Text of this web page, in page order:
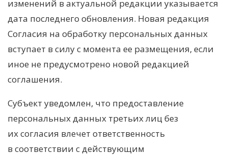
изменений в актуальной редакции указывается
дата последнего обновления. Новая редакция
Согласия на обработку персональных данных
вступает в силу с момента ее размещения, если
иное не предусмотрено новой редакцией
соглашения.
Субъект уведомлен, что предоставление
персональных данных третьих лиц без
их согласия влечет ответственность
в соответствии с действующим